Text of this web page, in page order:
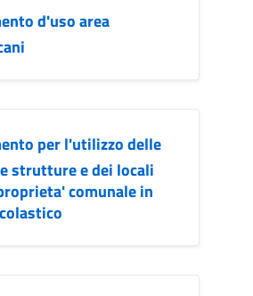
d'uso area
per l'utilizzo delle
strutture e dei locali
comunale in